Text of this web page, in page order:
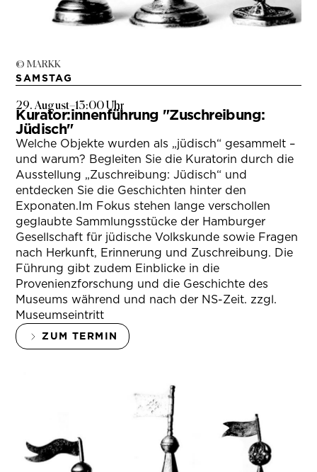
© MARKK
SAMSTAG
29. August–13:00 Uhr
Kurator:innenführung "Zuschreibung:
Jüdisch"
Welche Objekte wurden als „jüdisch“ gesammelt –
und warum? Begleiten Sie die Kuratorin durch die
Ausstellung „Zuschreibung: Jüdisch“ und
entdecken Sie die Geschichten hinter den
Exponaten.Im Fokus stehen lange verschollen
geglaubte Sammlungsstücke der Hamburger
Gesellschaft für jüdische Volkskunde sowie Fragen
nach Herkunft, Erinnerung und Zuschreibung. Die
Führung gibt zudem Einblicke in die
Provenienzforschung und die Geschichte des
Museums während und nach der NS-Zeit. zzgl.
Museumseintritt
ZUM TERMIN